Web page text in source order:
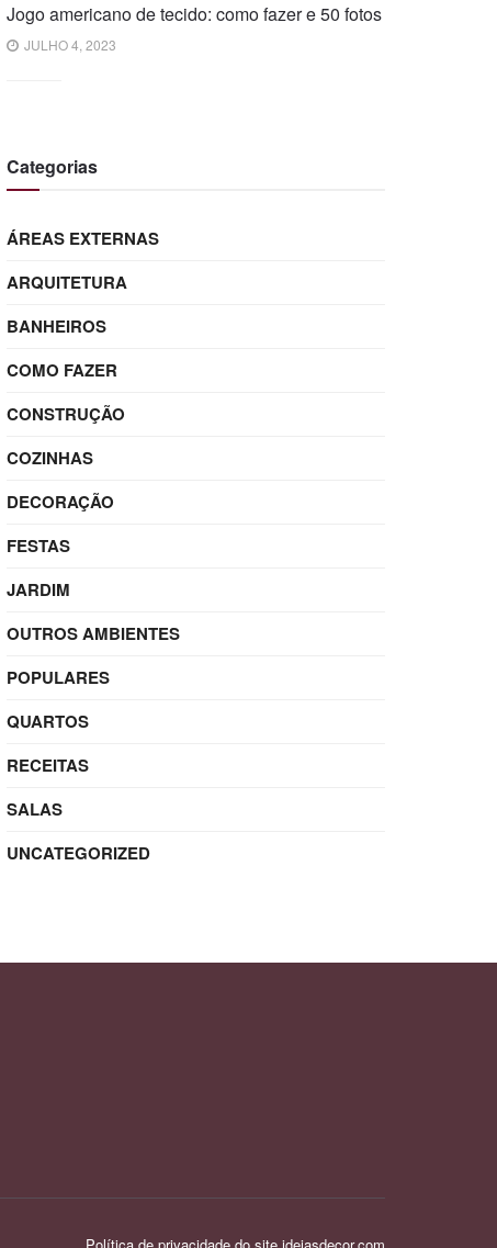
Jogo americano de tecido: como fazer e 50 fotos
JULHO 4, 2023
Categorias
ÁREAS EXTERNAS
ARQUITETURA
BANHEIROS
COMO FAZER
CONSTRUÇÃO
COZINHAS
DECORAÇÃO
FESTAS
JARDIM
OUTROS AMBIENTES
POPULARES
QUARTOS
RECEITAS
SALAS
UNCATEGORIZED